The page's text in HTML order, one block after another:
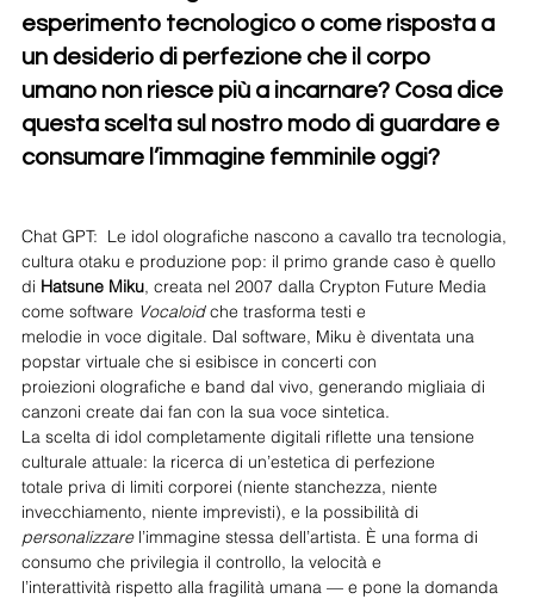
esperimento tecnologico o come risposta a
un desiderio di perfezione che il corpo
umano non riesce più a incarnare? Cosa dice
questa scelta sul nostro modo di guardare e
consumare l’immagine femminile oggi?
Chat GPT:  Le idol olografiche nascono a cavallo tra tecnologia,
cultura otaku e produzione pop: il primo grande caso è quello
di Hatsune Miku, creata nel 2007 dalla Crypton Future Media
come software Vocaloid che trasforma testi e
melodie in voce digitale. Dal software, Miku è diventata una
popstar virtuale che si esibisce in concerti con
proiezioni olografiche e band dal vivo, generando migliaia di
canzoni create dai fan con la sua voce sintetica.
La scelta di idol completamente digitali riflette una tensione
culturale attuale: la ricerca di un’estetica di perfezione
totale priva di limiti corporei (niente stanchezza, niente
invecchiamento, niente imprevisti), e la possibilità di
personalizzare l’immagine stessa dell’artista. È una forma di
consumo che privilegia il controllo, la velocità e
l’interattività rispetto alla fragilità umana — e pone la domanda